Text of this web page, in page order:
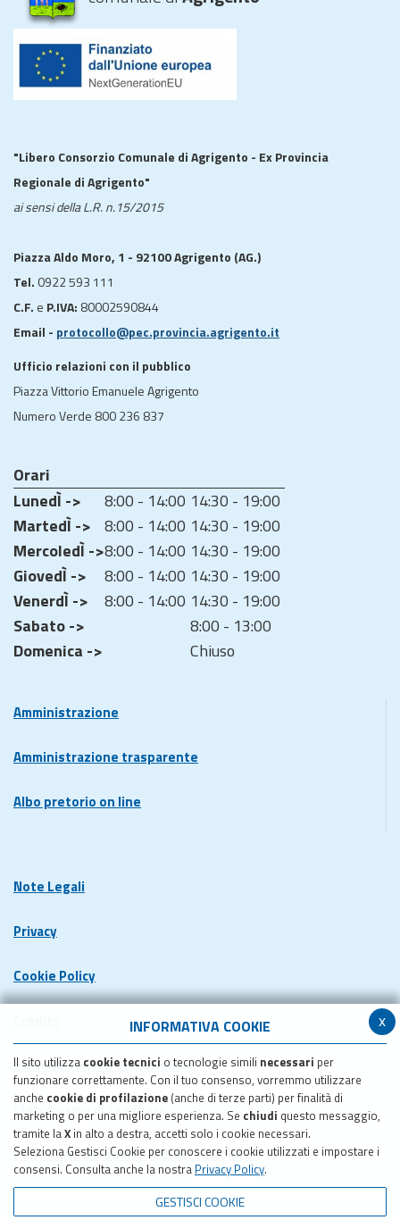
x
INFORMATIVA COOKIE
Il sito utilizza cookie tecnici o tecnologie simili necessari per
funzionare correttamente. Con il tuo consenso, vorremmo utilizzare
anche cookie di profilazione (anche di terze parti) per finalità di
marketing o per una migliore esperienza. Se chiudi questo messaggio,
tramite laX in alto a destra, accetti solo i cookie necessari.
Seleziona Gestisci Cookie per conoscere i cookie utilizzati e impostare i
consensi. Consulta anche la nostra Privacy Policy.
GESTISCI COOKIE
"Libero Consorzio Comunale di Agrigento - Ex Provincia
Regionale di Agrigento"
ai sensi della L.R. n.15/2015
Piazza Aldo Moro, 1 - 92100 Agrigento (AG.)
Tel. 0922 593 111
C.F. e P.IVA: 80002590844
Email - protocollo@pec.provincia.agrigento.it
Ufficio relazioni con il pubblico
Piazza Vittorio Emanuele Agrigento
Numero Verde 800 236 837
Orari
LunedÌ ->
8:00 - 14:00 14:30 - 19:00
MartedÌ -> 8:00 - 14:00 14:30 - 19:00
MercoledÌ ->8:00 - 14:00 14:30 - 19:00
GiovedÌ ->
8:00 - 14:00 14:30 - 19:00
VenerdÌ ->
8:00 - 14:00 14:30 - 19:00
Sabato ->
8:00 - 13:00
Domenica ->
Chiuso
Amministrazione
Amministrazione trasparente
Albo pretorio on line
Note Legali
Privacy
Cookie Policy
Dichiarazione di accessibilita'
Meccanismo di feedback
Pubblicazione obiettivi di accessibilita'